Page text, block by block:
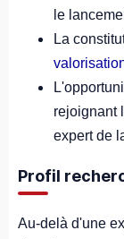
le
La
rejoignant
expert de
Profil
Au-delà d'une